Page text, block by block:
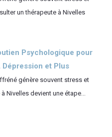
un thérapeute à Nivelles
Psychologique pour
et Plus
génère souvent stress et
Nivelles devient une étape...